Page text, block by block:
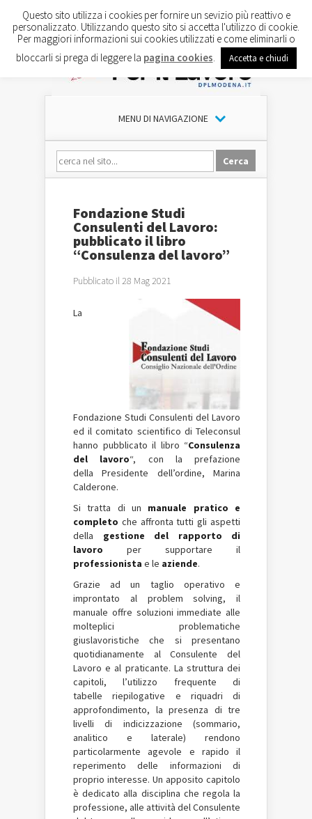
MENU DI NAVIGAZIONE
Fondazione Studi
Consulenti del Lavoro:
pubblicato il libro
“Consulenza del lavoro”
Pubblicato il 28 Mag 2021
La
Fondazione Studi Consulenti del Lavoro
ed il comitato scientifico di Teleconsul
hanno pubblicato il libro “Consulenza
del lavoro“, con la prefazione
della Presidente dell’ordine, Marina
Calderone.
Si tratta di un manuale pratico e
completo che affronta tutti gli aspetti
della gestione del rapporto di
lavoro per supportare il
professionista e le aziende.
Grazie ad un taglio operativo e
improntato al problem solving, il
manuale offre soluzioni immediate alle
molteplici problematiche
giuslavoristiche che si presentano
quotidianamente al Consulente del
Lavoro e al praticante. La struttura dei
capitoli, l’utilizzo frequente di
tabelle riepilogative e riquadri di
approfondimento, la presenza di tre
livelli di indicizzazione (sommario,
analitico e laterale) rendono
particolarmente agevole e rapido il
reperimento delle informazioni di
proprio interesse. Un apposito capitolo
è dedicato alla disciplina che regola la
professione, alle attività del Consulente
Questo sito utilizza i cookies per fornire un sevizio più reattivo e
personalizzato. Utilizzando questo sito si accetta l'utilizzo di cookie.
Per maggiori informazioni sui cookies utilizzati e come eliminarli o
bloccarli si prega di leggere la pagina cookies Accetta e chiudi